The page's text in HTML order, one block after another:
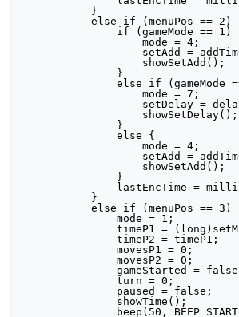
           else if (menuPos == 2) {
                   mode = 4;
               else if (gameMode == 2) {
                   mode = 7;
               else {
                   mode = 4;
           else if (menuPos == 3) {
               mode = 1;
               timeP1 = (long)setMinutes * 60;
               timeP2 = timeP1;
               movesP1 = 0;
               movesP2 = 0;
               gameStarted = false;
               turn = 0;